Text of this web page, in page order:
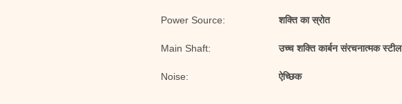
Power Source: शक्ति का स्रोत
Main Shaft: उच्च शक्ति कार्बन संरचनात्मक स्टील
Noise: ऐच्छिक